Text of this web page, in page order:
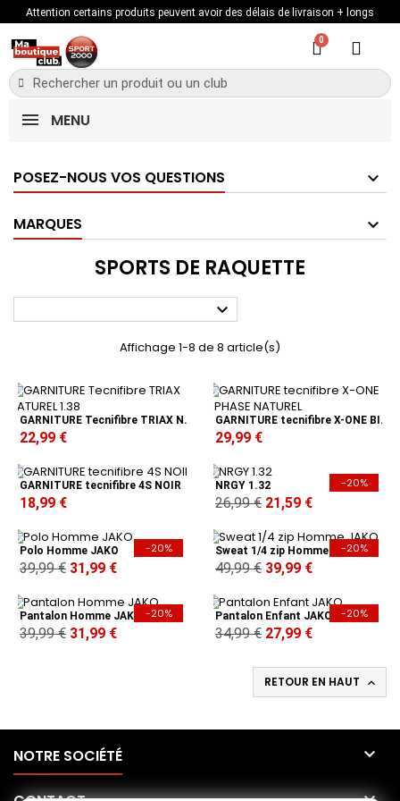
Attention certains produits peuvent avoir des délais de livraison + longs
MENU
POSEZ-NOUS VOS QUESTIONS
MARQUES
SPORTS DE RAQUETTE

Affichage 1-8 de 8 article(s)
GARNITURE Tecnifibre TRIAX NATUREL 1.38
22,99 €
GARNITURE tecnifibre X-ONE BIPHASE NATUREL
29,99 €
GARNITURE tecnifibre 4S NOIR
18,99 €
-20%
NRGY 1.32
26,99 € 21,59 €
-20%
Polo Homme JAKO
39,99 € 31,99 €
-20%
Sweat 1/4 zip Homme JAKO
49,99 € 39,99 €
-20%
Pantalon Homme JAKO
39,99 € 31,99 €
-20%
Pantalon Enfant JAKO
34,99 € 27,99 €
RETOUR EN HAUT 
NOTRE SOCIÉTÉ 